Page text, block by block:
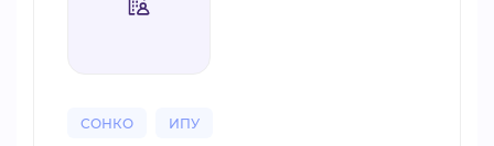
СОНКО ИПУ